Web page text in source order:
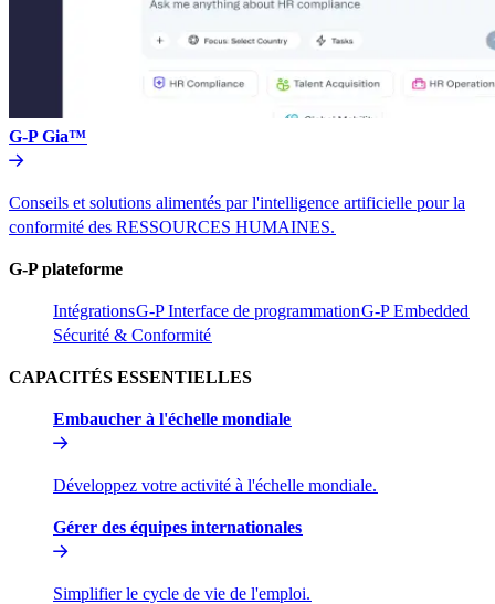
G-P Gia™​​
Conseils et solutions alimentés par l'intelligence artificielle pour la
conformité des RESSOURCES HUMAINES.​​
G-P plateforme​​
Intégrations​​G-P Interface de programmation​​G-P Embedded​​
Sécurité & Conformité​​
CAPACITÉS ESSENTIELLES​​
Embaucher à l'échelle mondiale​​
Développez votre activité à l'échelle mondiale.​​
Gérer des équipes internationales​​
Simplifier le cycle de vie de l'emploi.​​